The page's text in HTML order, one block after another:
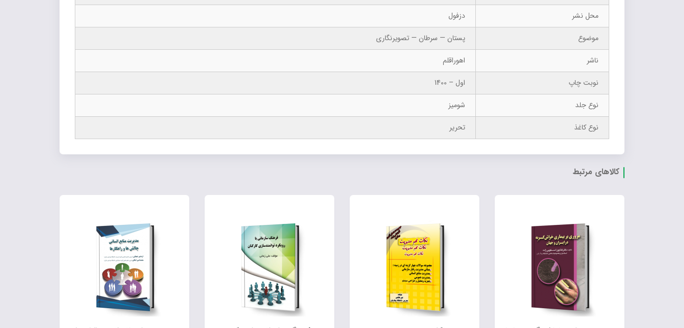
محل نشر
دزفول
موضوع
پستان — سرطان — تصویرنگاری
ناشر
اهوراقلم
نوبت چاپ
اول – 1400
نوع جلد
شومیز
نوع کاغذ
تحریر
کالاهای مرتبط